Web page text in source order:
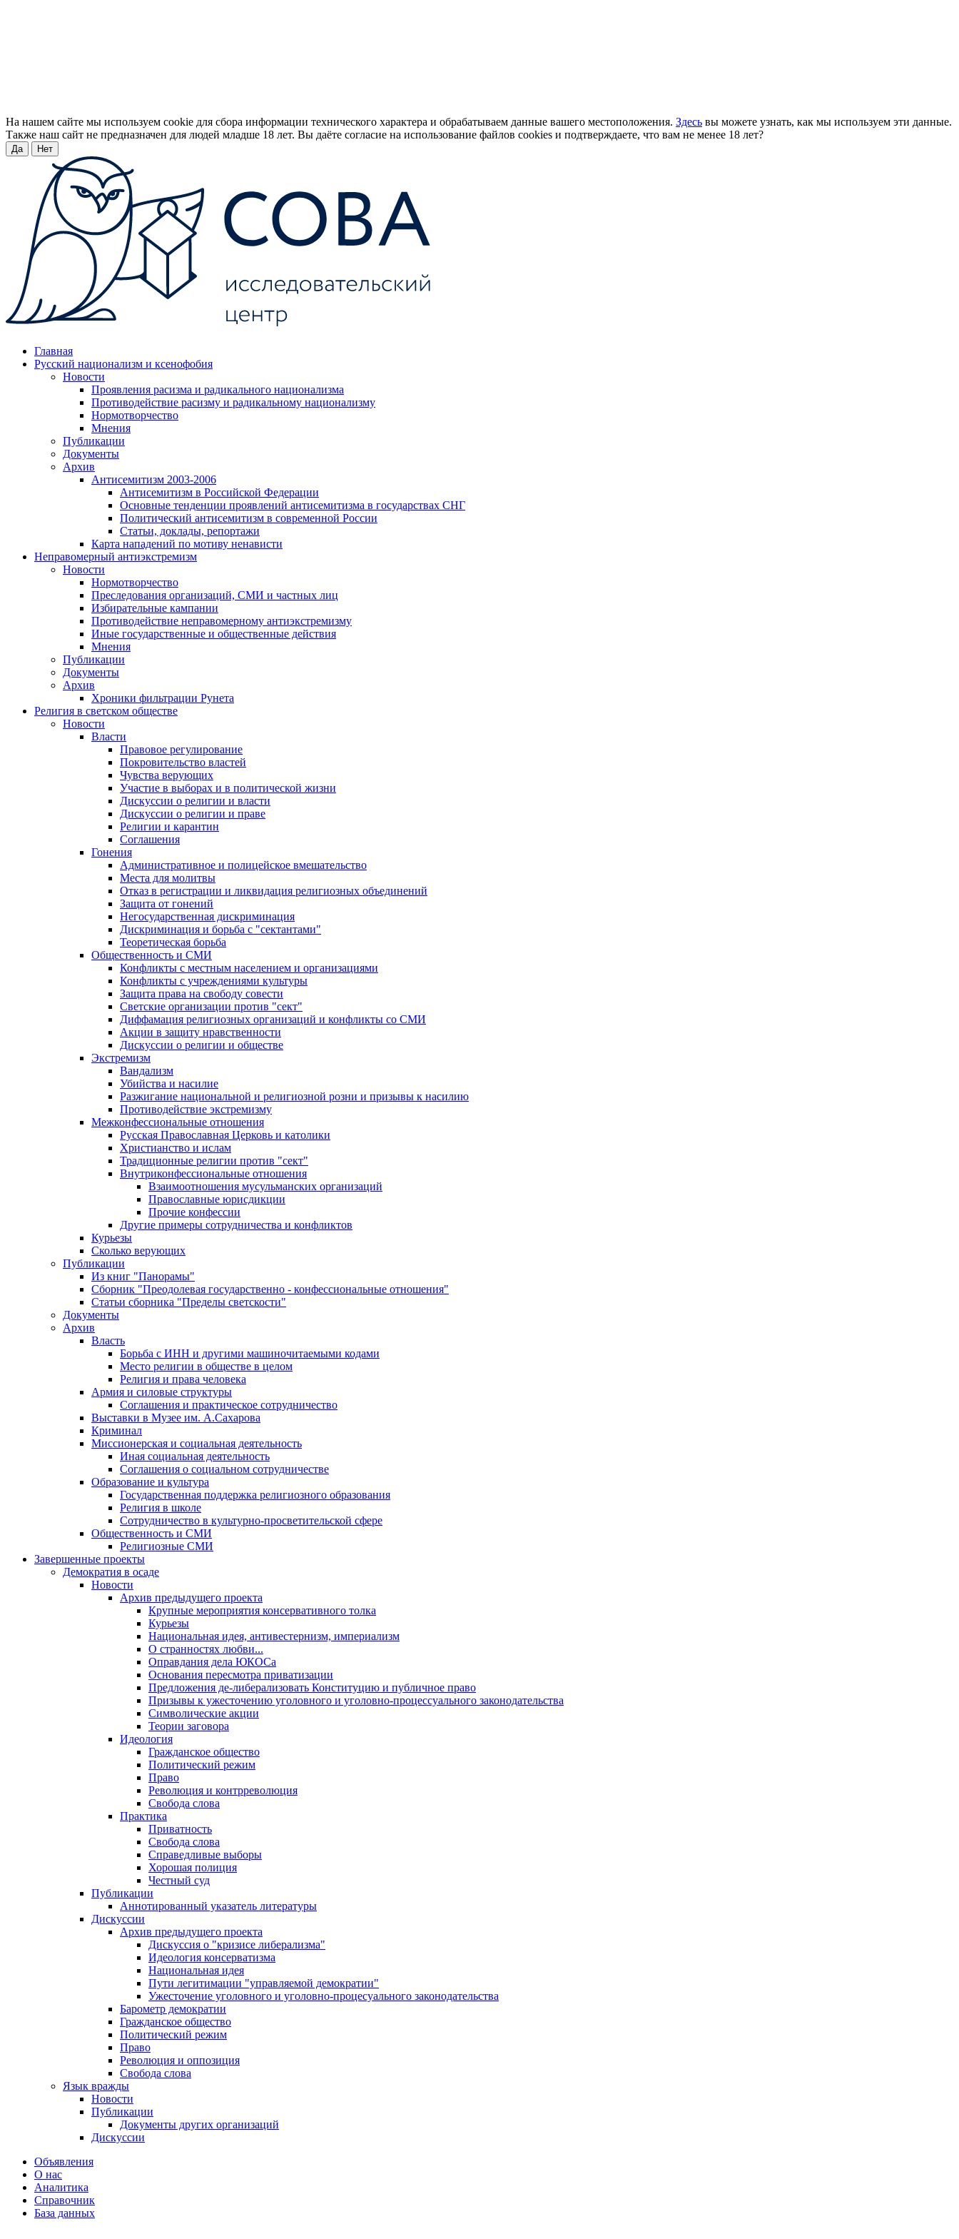
На нашем сайте мы используем cookie для сбора информации технического характера и обрабатываем данные вашего местоположения. Здесь вы можете узнать, как мы используем эти данные.
Также наш сайт не предназначен для людей младше 18 лет. Вы даёте согласие на использование файлов cookies и подтверждаете, что вам не менее 18 лет?
Да Нет
Главная
Русский национализм и ксенофобия
Новости
Проявления расизма и радикального национализма
Противодействие расизму и радикальному национализму
Нормотворчество
Мнения
Публикации
Документы
Архив
Антисемитизм 2003-2006
Антисемитизм в Российской Федерации
Основные тенденции проявлений антисемитизма в государствах СНГ
Политический антисемитизм в современной России
Статьи, доклады, репортажи
Карта нападений по мотиву ненависти
Неправомерный антиэкстремизм
Новости
Нормотворчество
Преследования организаций, СМИ и частных лиц
Избирательные кампании
Противодействие неправомерному антиэкстремизму
Иные государственные и общественные действия
Мнения
Публикации
Документы
Архив
Хроники фильтрации Рунета
Религия в светском обществе
Новости
Власти
Правовое регулирование
Покровительство властей
Чувства верующих
Участие в выборах и в политической жизни
Дискуссии о религии и власти
Дискуссии о религии и праве
Религии и карантин
Соглашения
Гонения
Административное и полицейское вмешательство
Места для молитвы
Отказ в регистрации и ликвидация религиозных объединений
Защита от гонений
Негосударственная дискриминация
Дискриминация и борьба с "сектантами"
Теоретическая борьба
Общественность и СМИ
Конфликты с местным населением и организациями
Конфликты с учреждениями культуры
Защита права на свободу совести
Светские организации против "сект"
Диффамация религиозных организаций и конфликты со СМИ
Акции в защиту нравственности
Дискуссии о религии и обществе
Экстремизм
Вандализм
Убийства и насилие
Разжигание национальной и религиозной розни и призывы к насилию
Противодействие экстремизму
Межконфессиональные отношения
Русская Православная Церковь и католики
Христианство и ислам
Традиционные религии против "сект"
Внутриконфессиональные отношения
Взаимоотношения мусульманских организаций
Православные юрисдикции
Прочие конфессии
Другие примеры сотрудничества и конфликтов
Курьезы
Сколько верующих
Публикации
Из книг "Панорамы"
Сборник "Преодолевая государственно - конфессиональные отношения"
Статьи сборника "Пределы светскости"
Документы
Архив
Власть
Борьба с ИНН и другими машиночитаемыми кодами
Место религии в обществе в целом
Религия и права человека
Армия и силовые структуры
Соглашения и практическое сотрудничество
Выставки в Музее им. А.Сахарова
Криминал
Миссионерская и социальная деятельность
Иная социальная деятельность
Соглашения о социальном сотрудничестве
Образование и культура
Государственная поддержка религиозного образования
Религия в школе
Сотрудничество в культурно-просветительской сфере
Общественность и СМИ
Религиозные СМИ
Завершенные проекты
Демократия в осаде
Новости
Архив предыдущего проекта
Крупные мероприятия консервативного толка
Курьезы
Национальная идея, антивестернизм, империализм
О странностях любви...
Оправдания дела ЮКОСа
Основания пересмотра приватизации
Предложения де-либерализовать Конституцию и публичное право
Призывы к ужесточению уголовного и уголовно-процессуального законодательства
Символические акции
Теории заговора
Идеология
Гражданское общество
Политический режим
Право
Революция и контрреволюция
Свобода слова
Практика
Приватность
Свобода слова
Справедливые выборы
Хорошая полиция
Честный суд
Публикации
Аннотированный указатель литературы
Дискуссии
Архив предыдущего проекта
Дискуссия о "кризисе либерализма"
Идеология консерватизма
Национальная идея
Пути легитимации "управляемой демократии"
Ужесточение уголовного и уголовно-процесуального законодательства
Барометр демократии
Гражданское общество
Политический режим
Право
Революция и оппозиция
Свобода слова
Язык вражды
Новости
Публикации
Документы других организаций
Дискуссии
Объявления
О нас
Аналитика
Справочник
База данных